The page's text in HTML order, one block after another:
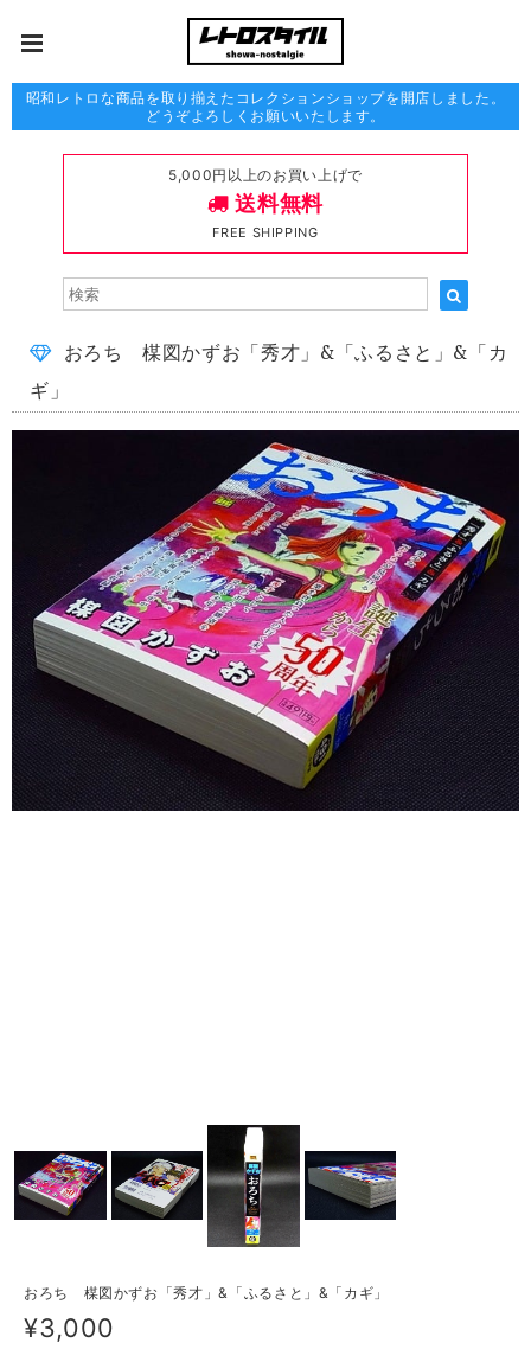
昭和レトロな商品を取り揃えたコレクションショップを開店しました。
どうぞよろしくお願いいたします。
5,000円以上のお買い上げで
送料無料
FREE SHIPPING
おろち 楳図かずお「秀才」&「ふるさと」&「カ
ギ」
おろち 楳図かずお「秀才」&「ふるさと」&「カギ」
¥3,000